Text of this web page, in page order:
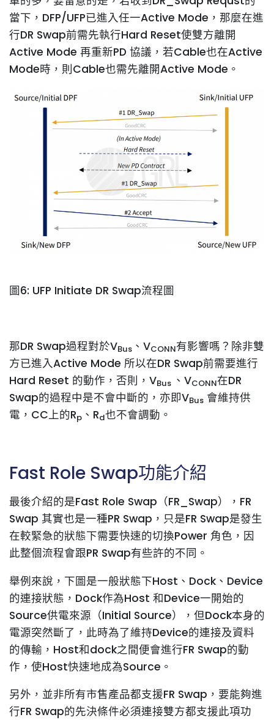
當下，DFP/UFP已進入任一Active Mode，那麼在進
行DR Swap前需先執行Hard Reset使雙方離開
Active Mode 再重新PD 協議，若Cable也在Active
Mode時，則Cable也需先離開Active Mode。
圖6: UFP Initiate DR Swap流程圖
那DR Swap過程對於VBus 、VCONN有影響嗎？除非雙
方已進入Active Mode 所以在DR Swap前需要進行
Hard Reset 的動作，否則，VBus 、VCONN在DR
Swap的過程中是不會中斷的，亦即VBus 會維持供
電，CC上的Rp 、Rd也不會調動。
Fast Role Swap功能介紹
最後介紹的是Fast Role Swap（FR_Swap），FR
Swap 其實也是一種PR Swap，只是FR Swap是發生
在較緊急的狀態下需要快速的切換Power 角色，因
此整個流程會跟PR Swap有些許的不同。
舉例來說，下圖是一般狀態下Host、Dock、Device
的連接狀態，Dock作為Host 和Device一開始的
Source供電來源（Initial Source），但Dock本身的
電源突然斷了，此時為了維持Device的連接及資料
的傳輸，Host和dock之間便會進行FR Swap的動
作，使Host快速地成為Source。
另外，並非所有市售產品都支援FR Swap，要能夠進
行FR Swap的先決條件必須連接雙方都支援此項功